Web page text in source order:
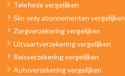
Telefonie vergelijken
Sim-only abonnementen vergelijken
Zorgverzekering vergelijken
Uitvaartverzekering vergelijken
Reisverzekering vergelijken
Autoverzekering vergelijken